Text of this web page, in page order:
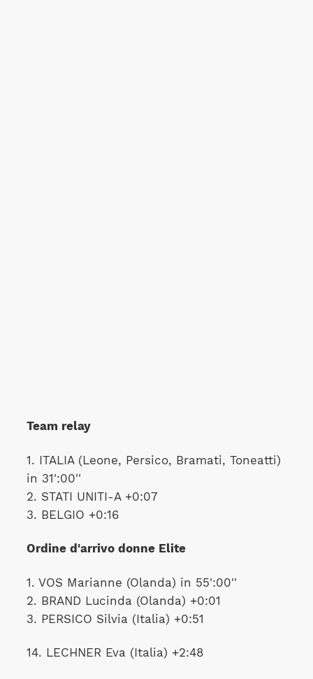
Team relay
1. ITALIA (Leone, Persico, Bramati, Toneatti)
in 31':00''
2. STATI UNITI-A +0:07
3. BELGIO +0:16
Ordine d'arrivo donne Elite
1. VOS Marianne (Olanda) in 55':00''
2. BRAND Lucinda (Olanda) +0:01
3. PERSICO Silvia (Italia) +0:51
14. LECHNER Eva (Italia) +2:48